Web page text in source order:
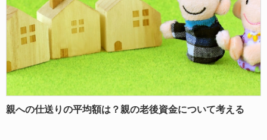
親への仕送りの平均額は？親の老後資金について考える